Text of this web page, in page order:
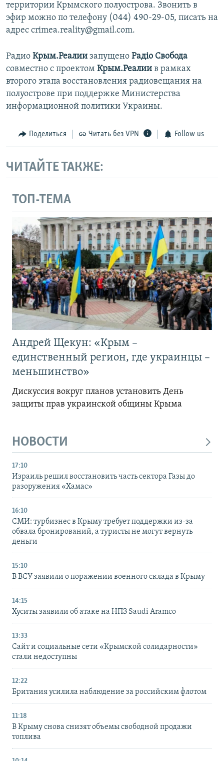
территории Крымского полуострова. Звонить в
эфир можно по телефону (044) 490-29-05, писать на
адрес crimea.reality@gmail.com.
Радио Крым.Реалии запущено Радіо Свобода
совместно с проектом Крым.Реалии в рамках
второго этапа восстановления радиовещания на
полуострове при поддержке Министерства
информационной политики Украины.
Поделиться Читать без VPN Follow us
ЧИТАЙТЕ ТАКЖЕ:
ТОП-ТЕМА
Андрей Щекун: «Крым –
единственный регион, где украинцы –
меньшинство»
Дискуссия вокруг планов установить День
защиты прав украинской общины Крыма
НОВОСТИ
17:10
Израиль решил восстановить часть сектора Газы до
разоружения «Хамас»
16:10
СМИ: турбизнес в Крыму требует поддержки из-за
обвала бронирований, а туристы не могут вернуть
деньги
15:10
В ВСУ заявили о поражении военного склада в Крыму
14:15
Хуситы заявили об атаке на НПЗ Saudi Aramco
13:33
Сайт и социальные сети «Крымской солидарности»
стали недоступны
12:22
Британия усилила наблюдение за российским флотом
11:18
В Крыму снова снизят объемы свободной продажи
топлива